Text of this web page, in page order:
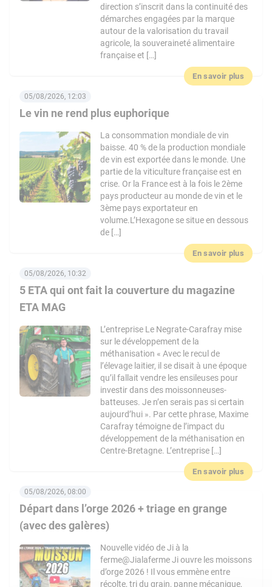
direction s’inscrit dans la continuité des
démarches engagées par la marque
autour de la valorisation du travail
agricole, la souveraineté alimentaire
française et […]
En savoir plus
Le vin ne rend plus euphorique
05/08/2026, 12:03
La consommation mondiale de vin
baisse. 40 % de la production mondiale
de vin est exportée dans le monde. Une
partie de la viticulture française est en
crise. Or la France est à la fois le 2ème
pays producteur au monde de vin et le
3ème pays exportateur en
volume.L’Hexagone se situe en dessous
de […]
En savoir plus
5 ETA qui ont fait la couverture du magazine
ETA MAG
05/08/2026, 10:32
L’entreprise Le Negrate-Carafray mise
sur le développement de la
méthanisation « Avec le recul de
l’élevage laitier, il se disait à une époque
qu’il fallait vendre les ensileuses pour
investir dans des moissonneuses-
batteuses. Je n’en serais pas si certain
aujourd’hui ». Par cette phrase, Maxime
Carafray témoigne de l’impact du
développement de la méthanisation en
Centre-Bretagne. L’entreprise […]
En savoir plus
Départ dans l’orge 2026 + triage en grange
(avec des galères)
05/08/2026, 08:00
Nouvelle vidéo de Ji à la
ferme@Jialaferme Ji ouvre les moissons
d’orge 2026 ! Il vous emmène entre
récolte, tri du grain, panne mécanique,